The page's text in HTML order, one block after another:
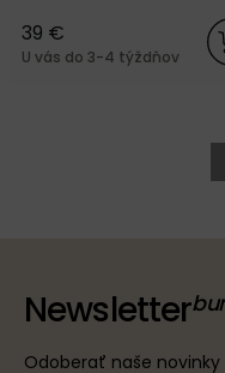
dánskej značky Ferm Living.
39 €
U vás do 3-4 týždňov
Newsletter
Odoberať naše novinky